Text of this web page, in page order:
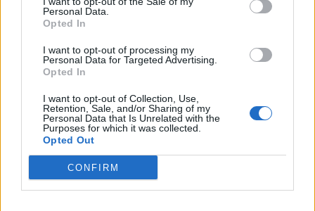
Personal Data.
Opted In
I want to opt-out of processing my
Personal Data for Targeted Advertising.
Opted In
I want to opt-out of Collection, Use,
Retention, Sale, and/or Sharing of my
Personal Data that Is Unrelated with the
Purposes for which it was collected.
Opted Out
CONFIRM
Συμβούλιο Έρευνας Βιοτεχνολογίας και
Βιολογικών Επιστημών (BBSRC) και το UCL.
Φωτογραφία:iStock
Γυναίκα με σπάνια νόσο η πρώτη ασθενής που
δοκιμάζει φάρμακο για να αποφύγει τον
καρκίνο
Με γρίπη Η1Ν1 ο πρωθυπουργός Κυριάκος
Μητσοτάκης